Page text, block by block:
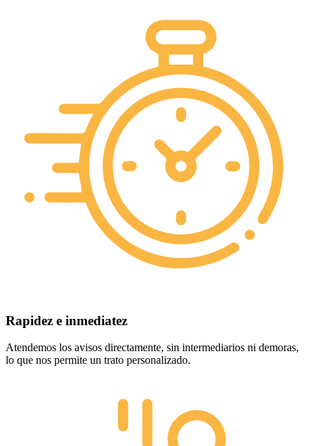
Rapidez e inmediatez
Atendemos los avisos directamente, sin intermediarios ni demoras,
lo que nos permite un trato personalizado.